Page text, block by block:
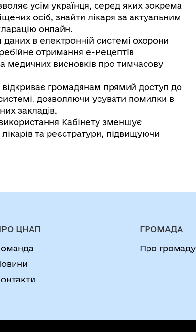
усім українця, серед яких зокрема
осіб, знайти лікаря за актуальним
онлайн.
даних в електронній системі охорони
отримання е-Рецептів
медичних висновків про тимчасову
відкриває громадянам прямий доступ до
дозволяючи усувати помилки в
закладів.
Кабінету зменшує
та реєстратури, підвищуючи
ЦНАП ГРОМАДА
Про громаду